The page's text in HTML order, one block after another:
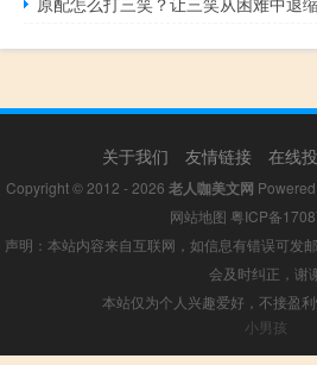
关于我们 友情链接 在线
Copyright © 2012 - 2026 老人咖美文网
网站地图 粤ICP备
声明：本站内容来自互联网，如信息有错误可发
会及时纠正，谢
本站仅为个人兴趣爱好，不接盈
小男孩